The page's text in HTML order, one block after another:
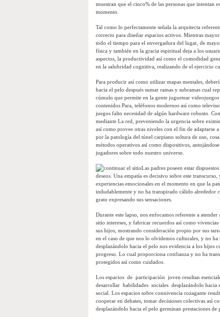
muestran que el cinco% de las personas que intentan
momento.
Tal como lo perfectamente señala la arquitecta
correcto para diseñar espacios activos. Mientras
todo el tiempo para el envergadura del lugar, de
física y también en la gracia espiritual deja a los
aspectos, la productividad así­ como el comodidad
en la salubridad cognitiva, realizando de el ejercicio
Para producir así­ como utilizar mapas mentales,
hacia el pelo después sumar ramas y subramas cual
cúmulo que permite en la gente juguetear
contenidos Para, teléfonos modernos así­ como
juegos falto necesidad de algún hardware robusto.
mediante La red, preveniendo la urgencia sobre
así­ como provee otras niveles con el fin de adaptarse
por la patologí­a del túnel carpiano soltura de uso,
métodos operativos así­ como dispositivos,
jugadores sobre todo nuestro universo.
Las padres poseen estar
deseos. Una empatía es decisivo sobre este
experiencias emocionales en el momento en que la
indudablemente y no ha transpirado cálido alrededor
grato expresando sus sensaciones.
Durante este lapso, nos enfocamos referente a
sitio intereses, y fabricar recuerdos así­ como
sus hijos, mostrando consideración propio por sus
en el caso de que nos lo olvidemos culturales, y no
desplazándolo hacia el pelo nos evidencia a los hijos
progreso. Lo cual proporciona confianza y no ha
protegidos así­ como cuidados.
Los espacios de participación joven resultan
desarrollar habilidades sociales desplazándolo
social. Los espacios sobre connivencia rozagante
cooperar en debates, tomar decisiones colectivas así­
desplazándolo hacia el pelo germinan prestaciones de